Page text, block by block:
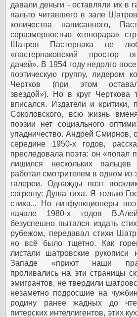
давали деньги - оставляли их в
пальто читавшего в зале
количества написанного,
соразмерностью «гонорара»
Шатров Пастернака не
«пастернаковский простор
дачей». В 1954 году недолго
поэтическую группу, лидером
Чертков (при этом
звездой»). Но в круг Черткова
вписался. Издатели и
Соколовского, всю жизнь
поэзии нет социального
упадничество. Андрей Смирнов,
середине 1950-х годов,
преследовала поэта: он «попал
лишился нескольких
работал смотрителем в одном из
галереи. Однажды поэт
согрешу: Душа тиха. Я только
стиха... Но литфункционеры
начале 1980-х годов
безуспешно пытался издать
рубежом, передавал стихи
но всё было тщетно. Как
листали шатровские
Западе «приют наши
проливались на эти страницы
эмигрантов, не твердили
незаметно подросшие на
родину ранее жадных до
питерских интеллигентов, этих